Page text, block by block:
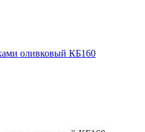
оливковый КБ160